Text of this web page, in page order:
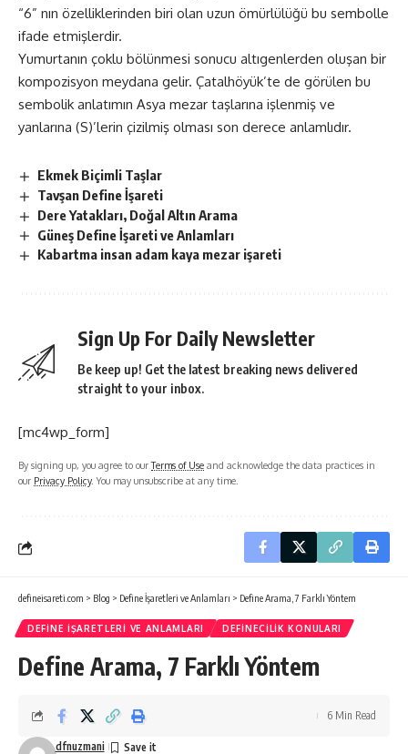
“6” nın özelliklerinden biri olan uzun ömürlülüğü bu sembolle
ifade etmişlerdir.
Yumurtanın çoklu bölünmesi sonucu altıgenlerden oluşan bir
kompozisyon meydana gelir. Çatalhöyük’te de görülen bu
sembolik anlatımın Asya mezar taşlarına işlenmiş ve
yanlarına (S)’lerin çizilmiş olması son derece anlamlıdır.
Ekmek Biçimli Taşlar
Tavşan Define İşareti
Dere Yatakları, Doğal Altın Arama
Güneş Define İşareti ve Anlamları
Kabartma insan adam kaya mezar işareti
Sign Up For Daily Newsletter
Be keep up! Get the latest breaking news delivered
straight to your inbox.
[mc4wp_form]
By signing up, you agree to ourTerms of Use and acknowledge the data practices in
our Privacy Policy. You may unsubscribe at any time.
defineisareti.com > Blog > Define İşaretleri ve Anlamları > Define Arama, 7 Farklı Yöntem
DEFINE İŞARETLERI VE ANLAMLARI DEFINECILIK KONULARI
Define Arama, 7 Farklı Yöntem
dfnuzmani
6 Min Read